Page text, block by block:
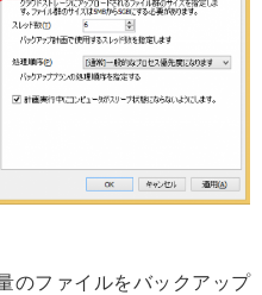
のファイルをバックアップ